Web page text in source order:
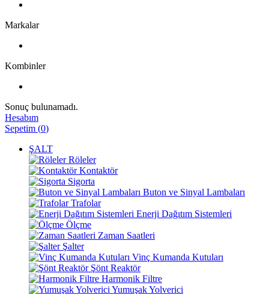
Markalar
Kombinler
Sonuç bulunamadı.
Hesabım
Sepetim (0)
ŞALT
Röleler
Kontaktör
Sigorta
Buton ve Sinyal Lambaları
Trafolar
Enerji Dağıtım Sistemleri
Ölçme
Zaman Saatleri
Şalter
Vinç Kumanda Kutuları
Şönt Reaktör
Harmonik Filtre
Yumuşak Yolverici